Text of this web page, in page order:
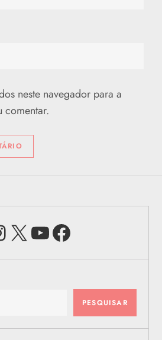
neste navegador para a
comentar.
Instagram
X Youtube
PESQUISAR